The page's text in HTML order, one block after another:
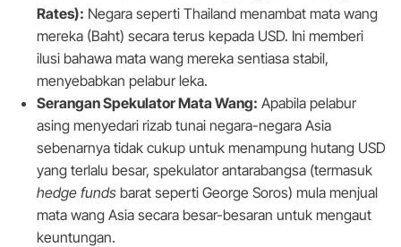
Rates): Negara seperti Thailand menambat mata wang
mereka (Baht) secara terus kepada USD. Ini memberi
ilusi bahawa mata wang mereka sentiasa stabil,
menyebabkan pelabur leka.
Serangan Spekulator Mata Wang: Apabila pelabur
asing menyedari rizab tunai negara-negara Asia
sebenarnya tidak cukup untuk menampung hutang USD
yang terlalu besar, spekulator antarabangsa (termasuk
hedge funds barat seperti George Soros) mula menjual
mata wang Asia secara besar-besaran untuk mengaut
keuntungan.